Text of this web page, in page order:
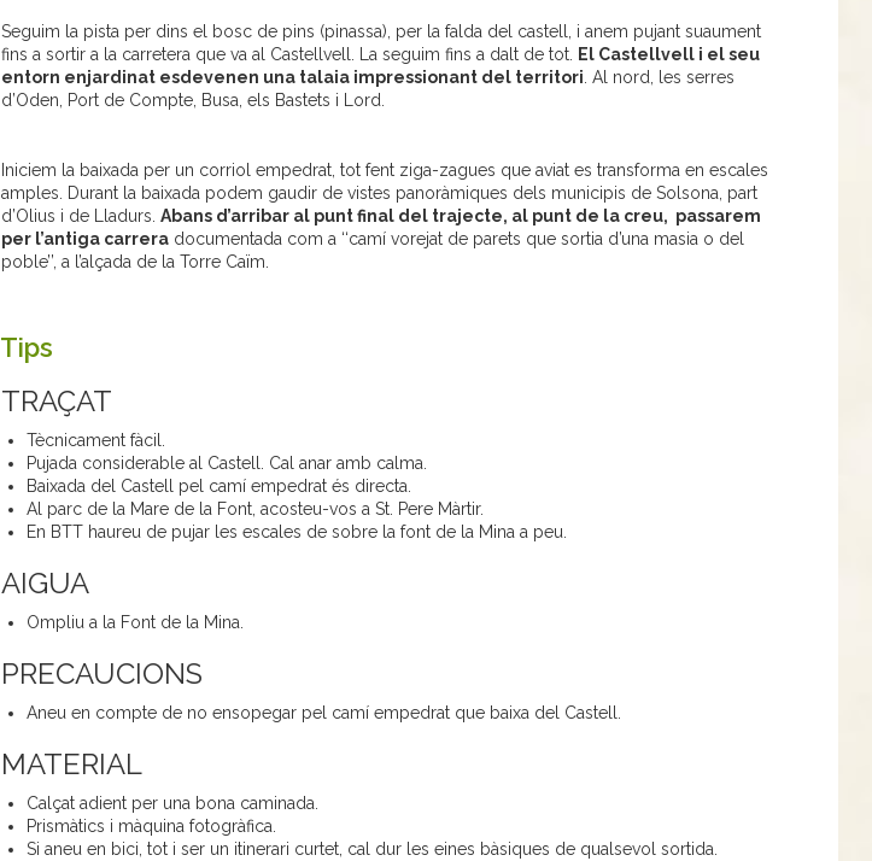
Seguim la pista per dins el bosc de pins (pinassa), per la falda del castell, i anem pujant suaument
fins a sortir a la carretera que va al Castellvell. La seguim fins a dalt de tot. El Castellvell i el seu
entorn enjardinat esdevenen una talaia impressionant del territori. Al nord, les serres
d’Oden, Port de Compte, Busa, els Bastets i Lord.
Iniciem la baixada per un corriol empedrat, tot fent ziga-zagues que aviat es transforma en escales
amples. Durant la baixada podem gaudir de vistes panoràmiques dels municipis de Solsona, part
d’Olius i de Lladurs. Abans d’arribar al punt final del trajecte, al punt de la creu, passarem
per l’antiga carreradocumentada com a ‘‘camí vorejat de parets que sortia d’una masia o del
poble’’, a l’alçada de la Torre Caïm.
Tips
TRAÇAT
Tècnicament fàcil.
Pujada considerable al Castell. Cal anar amb calma.
Baixada del Castell pel camí empedrat és directa.
Al parc de la Mare de la Font, acosteu-vos a St. Pere Màrtir.
En BTT haureu de pujar les escales de sobre la font de la Mina a peu.
AIGUA
Ompliu a la Font de la Mina.
PRECAUCIONS
Aneu en compte de no ensopegar pel camí empedrat que baixa del Castell.
MATERIAL
Calçat adient per una bona caminada.
Prismàtics i màquina fotogràfica.
Si aneu en bici, tot i ser un itinerari curtet, cal dur les eines bàsiques de qualsevol sortida.